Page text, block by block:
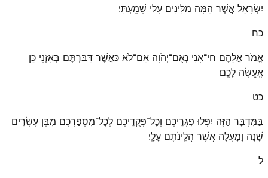
יִשְׂרָאֵל אֲשֶׁר הֵמָּה מַלִּינִים עָלַי שָׁמָֽעְתִּי׃
כח
אֱמֹר אֲלֵהֶם חַי־אָנִי נְאֻם־יְהֹוָה אִם־לֹא כַּאֲשֶׁר דִּבַּרְתֶּם בְּאׇזְנָי כֵּן
אֶֽעֱשֶׂה לָכֶֽם׃
כט
בַּמִּדְבָּר הַזֶּה יִפְּלוּ פִגְרֵיכֶם וְכׇל־פְּקֻדֵיכֶם לְכׇל־מִסְפַּרְכֶם מִבֶּן עֶשְׂרִים
שָׁנָה וָמָעְלָה אֲשֶׁר הֲלִֽינֹתֶם עָלָֽי׃
ל